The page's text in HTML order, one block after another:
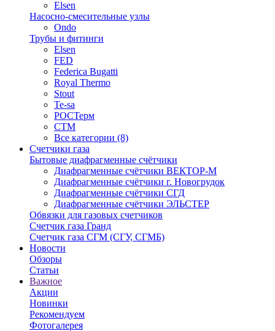
Elsen
Насосно-смесительные узлы
Ondo
Трубы и фитинги
Elsen
FED
Federica Bugatti
Royal Thermo
Stout
Te-sa
РОСТерм
СТМ
Все категории (8)
Счетчики газа
Бытовые диафрагменные счётчики
Диафрагменные счётчики ВЕКТОР-М
Диафрагменные счётчики г. Новогрудок
Диафрагменные счётчики СГД
Диафрагменные счётчики ЭЛЬСТЕР
Обвязки для газовых счетчиков
Счетчик газа Гранд
Счетчик газа СГМ (СГУ, СГМБ)
Новости
Обзоры
Статьи
Важное
Акции
Новинки
Рекомендуем
Фотогалерея